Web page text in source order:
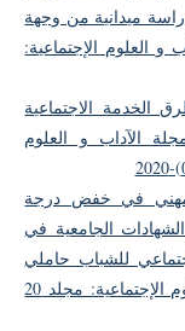
ميدانية من وجهة
و العلوم الإجتماعية:
الخدمة الاجتماعية
الآداب و العلوم
في خفض درجة
الجامعية في
للشباب حاملي
مجلة الآداب و العلوم الإجتماعية: مجلد 20